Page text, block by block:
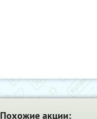
Похожие акции: